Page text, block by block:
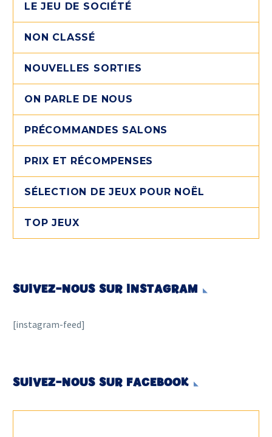
LE JEU DE SOCIÉTÉ
NON CLASSÉ
NOUVELLES SORTIES
ON PARLE DE NOUS
PRÉCOMMANDES SALONS
PRIX ET RÉCOMPENSES
SÉLECTION DE JEUX POUR NOËL
TOP JEUX
SUIVEZ-NOUS SUR INSTAGRAM
[instagram-feed]
SUIVEZ-NOUS SUR FACEBOOK